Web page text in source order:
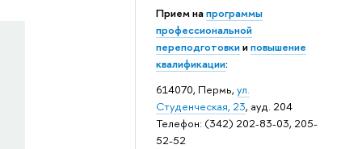
Прием напрограммы
профессиональной
переподготовкииповышение
квалификации:
614070, Пермь,ул.
Студенческая, 23, ауд. 204
Телефон: (342) 202-83-03, 205-
52-52